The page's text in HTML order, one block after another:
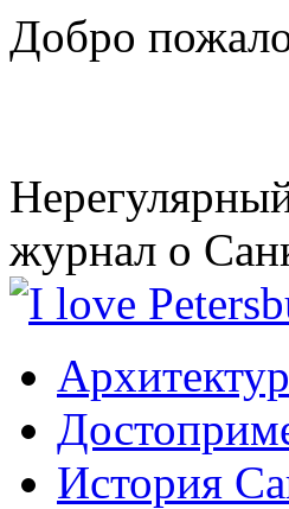
Добро
журнал о
История